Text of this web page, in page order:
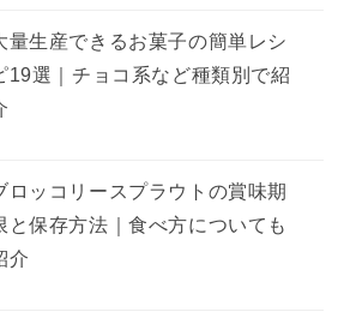
量生産できるお菓子の簡単レシ
19選｜チョコ系など種類別で紹
ロッコリースプラウトの賞味期
と保存方法｜食べ方についても
介